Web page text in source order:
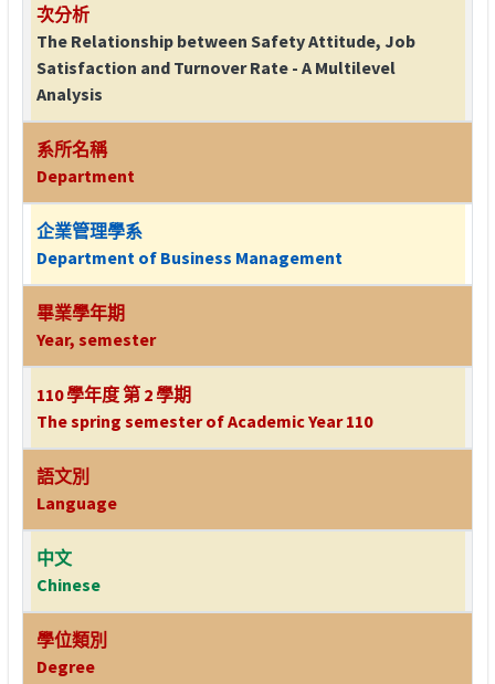
次分析
The Relationship between Safety Attitude, Job
Satisfaction and Turnover Rate - A Multilevel
Analysis
系所名稱
Department
企業管理學系
Department of Business Management
畢業學年期
Year, semester
110 學年度 第 2 學期
The spring semester of Academic Year 110
語文別
Language
中文
Chinese
學位類別
Degree